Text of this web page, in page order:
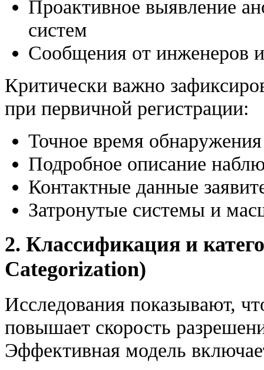
Проактивное выявление
систем
Сообщения от инженеров
Критически важно
при первичной регистрации:
Точное время
Подробное описание
Контактные данные
Затронутые системы и
2. Классификация и
Categorization)
Исследования показывают,
повышает скорость
Эффективная модель